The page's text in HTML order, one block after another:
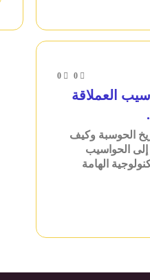
0
0
العملاقة
الحوسبة وكيف
الحواسيب
الهامة